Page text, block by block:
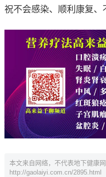
祝不会感染、顺利康复、
本文来自网络，不代表地下健康
http://gaolaiyi.com.cn/2895.html